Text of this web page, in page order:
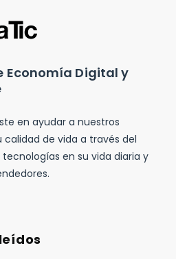
Economía Digital y
en ayudar a nuestros
de vida a través del
en su vida diaria y